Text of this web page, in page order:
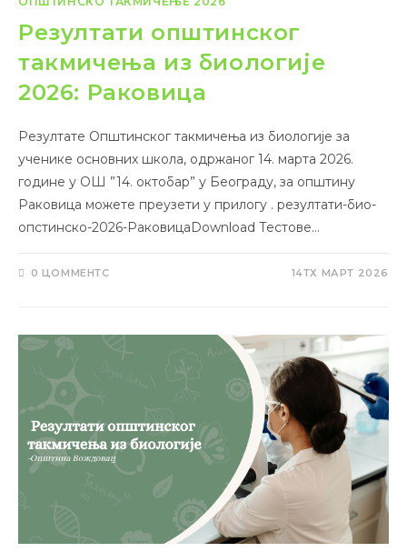
Резултати општинског
такмичења из биологије
2026: Раковица
Резултате Општинског такмичења из биологије за
ученике основних школа, одржаног 14. марта 2026.
године у ОШ ”14. октобар” у Београду, за општину
Раковица можете преузети у прилогу . резултати-био-
опстинско-2026-РаковицаDownload Тестове…
0 ЦОММЕНТС 14ТХ МАРТ 2026